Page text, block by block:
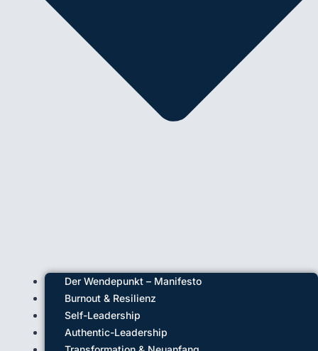
Der Wendepunkt – Manifesto
Burnout & Resilienz
Self-Leadership
Authentic-Leadership